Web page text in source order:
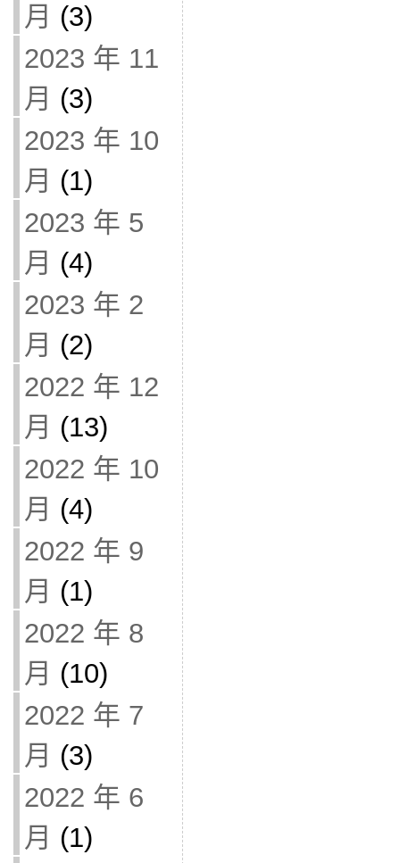
月 (3)
2023 年 11
月 (3)
2023 年 10
月 (1)
2023 年 5
月 (4)
2023 年 2
月 (2)
2022 年 12
月 (13)
2022 年 10
月 (4)
2022 年 9
月 (1)
2022 年 8
月 (10)
2022 年 7
月 (3)
2022 年 6
月 (1)